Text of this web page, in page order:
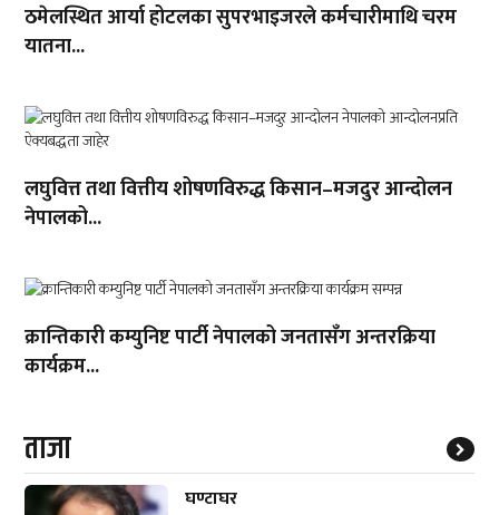
ठमेलस्थित आर्या होटलका सुपरभाइजरले कर्मचारीमाथि चरम
यातना...
लघुवित्त तथा वित्तीय शोषणविरुद्ध किसान–मजदुर आन्दोलन
नेपालको...
क्रान्तिकारी कम्युनिष्ट पार्टी नेपालको जनतासँग अन्तरक्रिया
कार्यक्रम...
ताजा
घण्टाघर